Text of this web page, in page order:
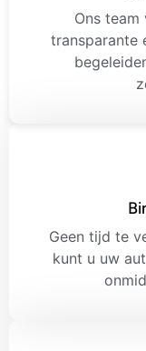
Ons
transparante
Geen tijd te
kunt u uw